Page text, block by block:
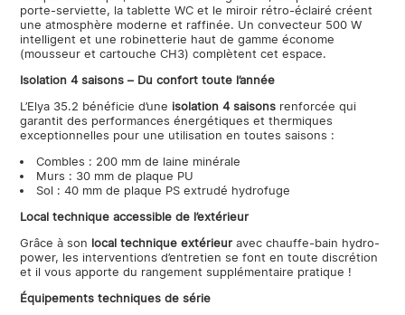
porte-serviette, la tablette WC et le miroir rétro-éclairé créent
une atmosphère moderne et raffinée. Un convecteur 500 W
intelligent et une robinetterie haut de gamme économe
(mousseur et cartouche CH3) complètent cet espace.
Isolation 4 saisons – Du confort toute l’année
L’Elya 35.2 bénéficie d’une isolation 4 saisons renforcée qui
garantit des performances énergétiques et thermiques
exceptionnelles pour une utilisation en toutes saisons :
Combles : 200 mm de laine minérale
Murs : 30 mm de plaque PU
Sol : 40 mm de plaque PS extrudé hydrofuge
Local technique accessible de l’extérieur
Grâce à son local technique extérieur avec chauffe-bain hydro-
power, les interventions d’entretien se font en toute discrétion
et il vous apporte du rangement supplémentaire pratique !
Équipements techniques de série